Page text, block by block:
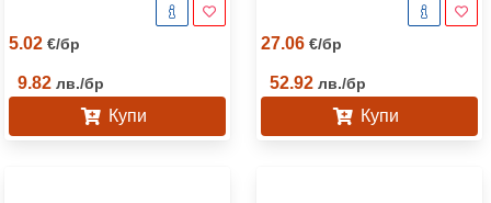
5.02 €/бр
9.82 лв./бр
Купи
27.06 €/бр
52.92 лв./бр
Купи